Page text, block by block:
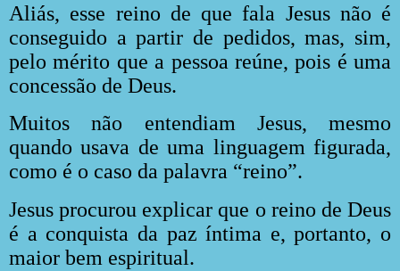
Aliás, esse reino de que fala Jesus não é
conseguido a partir de pedidos, mas, sim,
pelo mérito que a pessoa reúne, pois é uma
concessão de Deus.
Muitos não entendiam Jesus, mesmo
quando usava de uma linguagem figurada,
como é o caso da palavra “reino”.
Jesus procurou explicar que o reino de Deus
é a conquista da paz íntima e, portanto, o
maior bem espiritual.